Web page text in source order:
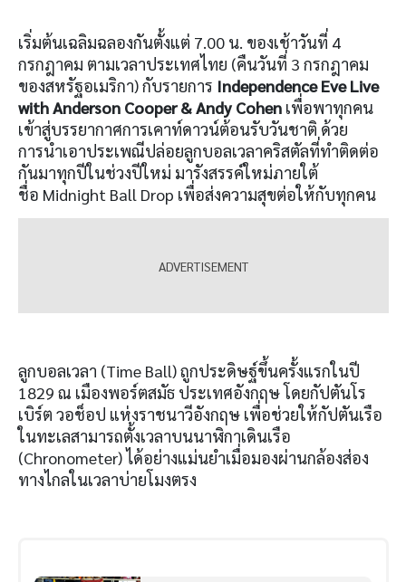
เริ่มต้นเฉลิมฉลองกันตั้งแต่ 7.00 น. ของเช้าวันที่ 4
กรกฎาคม ตามเวลาประเทศไทย (คืนวันที่ 3 กรกฎาคม
ของสหรัฐอเมริกา) กับรายการ Independence Eve Live
with Anderson Cooper & Andy Cohen เพื่อพาทุกคน
เข้าสู่บรรยากาศการเคาท์ดาวน์ต้อนรับวันชาติ ด้วย
การนำเอาประเพณีปล่อยลูกบอลเวลาคริสตัลที่ทำติดต่อ
กันมาทุกปีในช่วงปีใหม่ มารังสรรค์ใหม่ภายใต้
ชื่อ Midnight Ball Drop เพื่อส่งความสุขต่อให้กับทุกคน
ลูกบอลเวลา (Time Ball) ถูกประดิษฐ์ขึ้นครั้งแรกในปี
1829 ณ เมืองพอร์ตสมัธ ประเทศอังกฤษ โดยกัปตันโร
เบิร์ต วอช็อป แห่งราชนาวีอังกฤษ เพื่อช่วยให้กัปตันเรือ
ในทะเลสามารถตั้งเวลาบนนาฬิกาเดินเรือ
(Chronometer) ได้อย่างแม่นยำเมื่อมองผ่านกล้องส่อง
ทางไกลในเวลาบ่ายโมงตรง